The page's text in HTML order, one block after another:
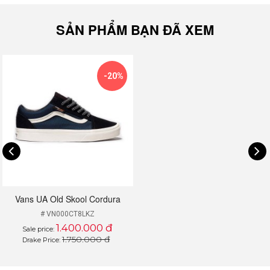
trên mọi nẻo phố và tạo dấu ấn ở bất cứ nơi đâu bạn đặt chân tới.
SẢN PHẨM BẠN ĐÃ XEM
-20%
Vans UA Old Skool Cordura
# VN000CT8LKZ
Sale price: 1.400.000 đ
Drake Price:1.750.000 đ